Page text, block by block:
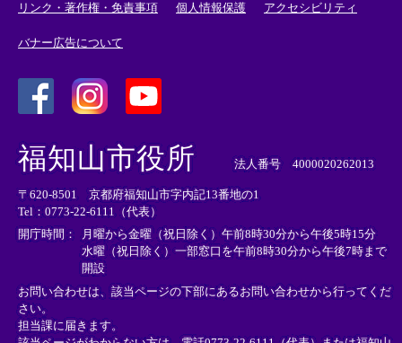
リンク・著作権・免責事項 個人情報保護 アクセシビリティ
バナー広告について
外
部
リ
ン
ク
＞
外
リ
ン
ク
＞
外
部
ン
ク
＞
福知山市役所 法人番号 4000020262013
〒620-8501 京都府福知山市字内記13番地の1
Tel：0773-22-6111（代表）
開庁時間：
月曜から金曜（祝日除く）午前8時30分から午後5時15分
水曜（祝日除く）一部窓口を午前8時30分から午後7時まで
開設
お問い合わせは、該当ページの下部にあるお問い合わせから行ってくだ
さい。
担当課に届きます。